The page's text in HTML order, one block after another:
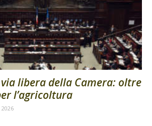
libera della Camera: oltre
l’agricoltura